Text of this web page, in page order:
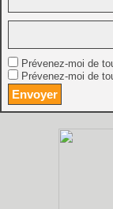
Prévenez-moi de
Prévenez-moi de